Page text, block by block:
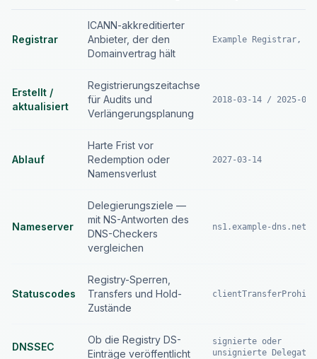
Registrar
ICANN-akkreditierter
Anbieter, der den
Domainvertrag hält
Example Registrar,
Erstellt /
aktualisiert
Registrierungszeitachse
für Audits und
Verlängerungsplanung
2018-03-14 / 2025-01-
Ablauf
Harte Frist vor
Redemption oder
Namensverlust
2027-03-14
Nameserver
Delegierungsziele —
mit NS-Antworten des
DNS-Checkers
vergleichen
ns1.example-dns.net
Statuscodes
Registry-Sperren,
Transfers und Hold-
Zustände
DNSSEC
Ob die Registry DS-
Einträge veröffentlicht
signierte oder
unsignierte